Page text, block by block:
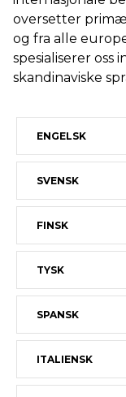
oversetter
og fra alle
spesialiserer oss
skandinaviske
ENGELSK
SVENSK
FINSK
TYSK
SPANSK
ITALIENSK